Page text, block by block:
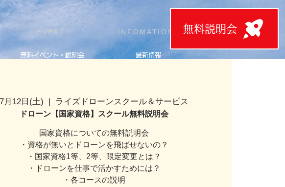
無料説明会
EVENT INFOMATION
無料イベント・説明会 最新情報
7月12日(土) ライズドローンスクール＆サービス
ドローン【国家資格】スクール無料説明会
国家資格についての無料説明会
・資格が無いとドローンを飛ばせないの？
・国家資格1等、2等、限定変更とは？
・ドローンを仕事で活かすためには？
・各コースの説明